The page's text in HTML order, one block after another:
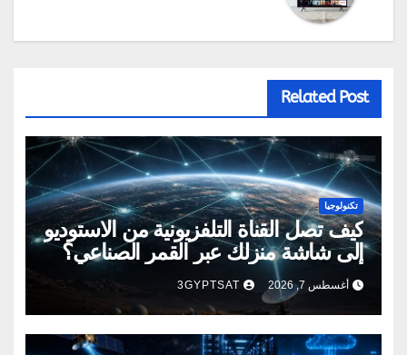
Related Post
تكنولوجيا
كيف تصل القناة التلفزيونية من الاستوديو
إلى شاشة منزلك عبر القمر الصناعي؟
أغسطس 7, 2026 3GYPTSAT